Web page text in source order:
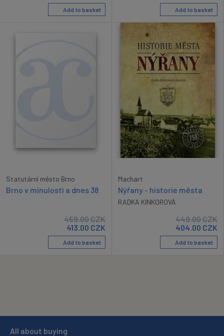
Add to basket Add to basket
Statutární město Brno
Brno v minulosti a dnes 38
459.00CZK
413.00 CZK
Add to basket
Machart
Nýřany - historie města
RADKA KINKOROVÁ
449.00CZK
404.00 CZK
Add to basket
All about buying